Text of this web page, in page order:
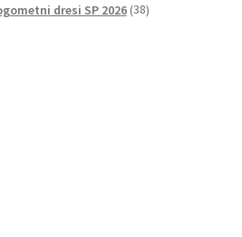
dresi SP 2026 38izdelkov